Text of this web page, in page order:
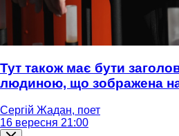
Тут також має бути
людиною, що зображена
Сергій Жадан, поет
16 вересня 21:00